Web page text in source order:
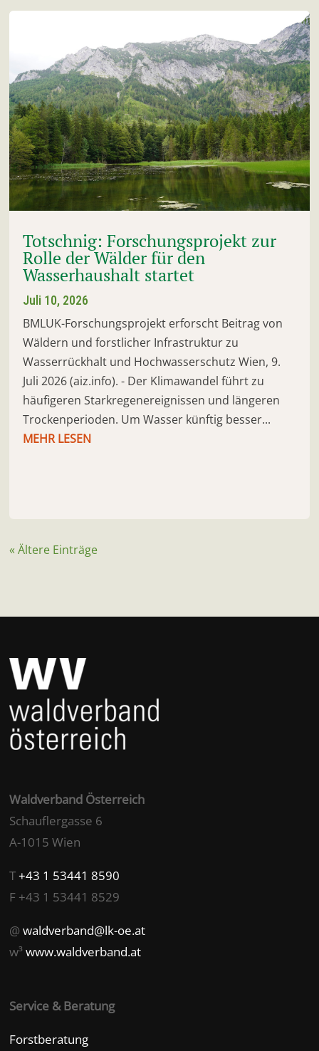
Totschnig: Forschungsprojekt zur
Rolle der Wälder für den
Wasserhaushalt startet
Juli 10, 2026
BMLUK-Forschungsprojekt erforscht Beitrag von
Wäldern und forstlicher Infrastruktur zu
Wasserrückhalt und Hochwasserschutz Wien, 9.
Juli 2026 (aiz.info). - Der Klimawandel führt zu
häufigeren Starkregenereignissen und längeren
Trockenperioden. Um Wasser künftig besser...
MEHR LESEN
« Ältere Einträge
Waldverband Österreich
Schauflergasse 6
A-1015 Wien
T+43 1 53441 8590
F +43 1 53441 8529
@waldverband@lk-oe.at
w³www.waldverband.at
Service & Beratung
Forstberatung